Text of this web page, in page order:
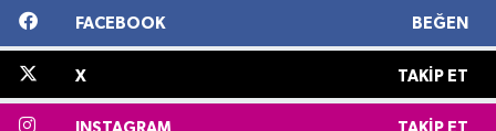
FACEBOOK BEĞEN
X TAKIP ET